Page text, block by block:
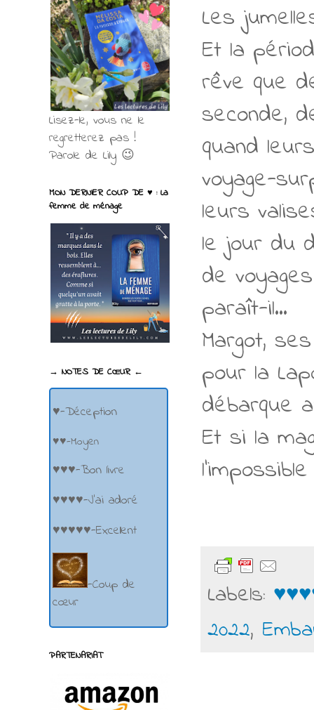
Les
Et la
rêve que
seconde,
quand
voyage-
leurs
le jour du
de
paraît-il...
Margot,
pour la
débarque
Et si la
l'impossible
Labels:
2022,
Lisez-le, vous ne le
regretterez pas !
Parole de Lily 😉
MON DERNIER COUP DE ♥ : La
femme de ménage
→ NOTES DE CŒUR ←
♥-Déception
♥♥-Moyen
♥♥♥-Bon livre
♥♥♥♥-J'ai adoré
♥♥♥♥♥-Excellent
-Coup de
cœur
PARTENARIAT